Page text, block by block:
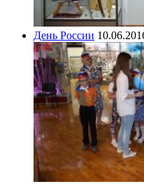
День России